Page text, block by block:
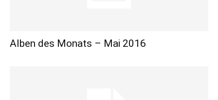
Alben des Monats – Mai 2016